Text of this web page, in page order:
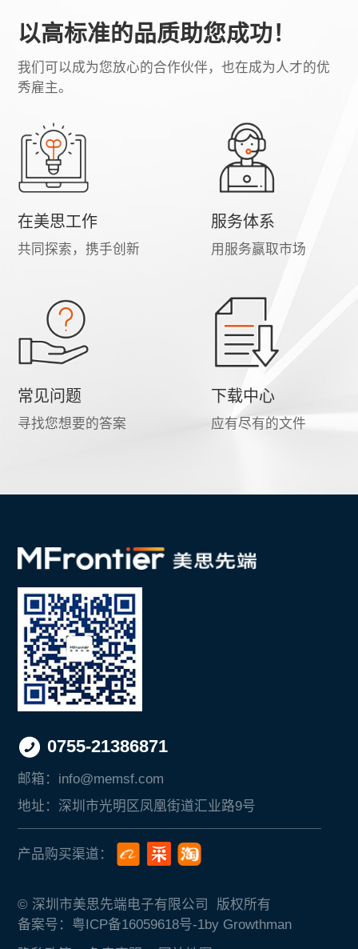
多新老朋友莅临交流，现场热度持...
以高标准的品质助您成功！
我们可以成为您放心的合作伙伴，也在成为人才的优
秀雇主。
在美思工作
共同探索，携手创新
服务体系
用服务赢取市场
常见问题
寻找您想要的答案
下载中心
应有尽有的文件
0755-21386871
邮箱： info@memsf.com
地址： 深圳市光明区凤凰街道汇业路9号
产品购买渠道：
© 深圳市美思先端电子有限公司 版权所有
备案号：粤ICP备16059618号-1by Growthman